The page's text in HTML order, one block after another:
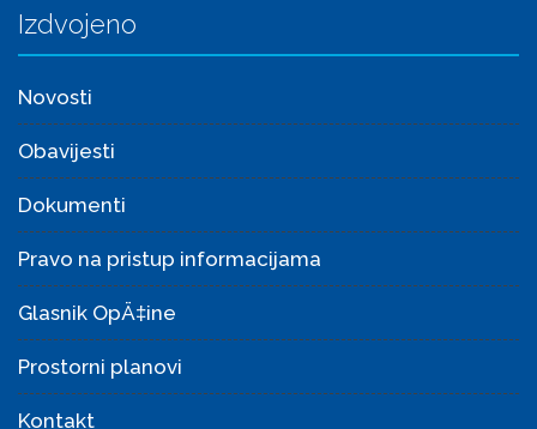
Izdvojeno
Novosti
Obavijesti
Dokumenti
Pravo na pristup informacijama
Glasnik OpÄ‡ine
Prostorni planovi
Kontakt